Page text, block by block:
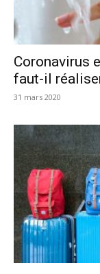
Coronavirus
faut-il
31 mars 2020